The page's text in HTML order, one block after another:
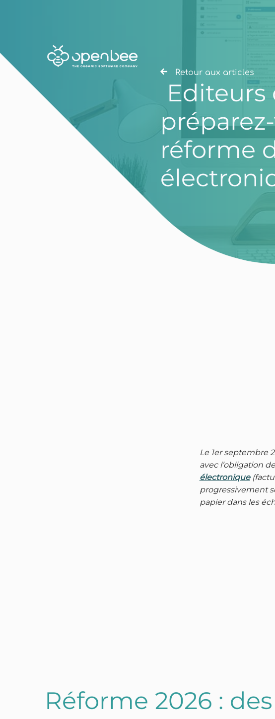
Retour aux articles
Editeurs
réforme
Le 1er septembre
avec l’obligation
électronique
progressivement
papier dans les
Réforme 2026 :